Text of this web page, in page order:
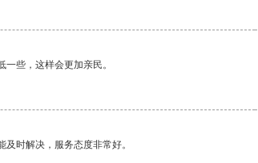
些，这样会更加亲民。
时解决，服务态度非常好。